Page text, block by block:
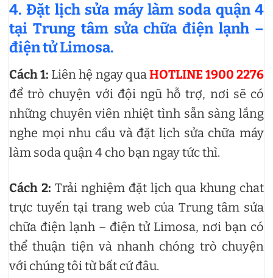
4. Đặt lịch sửa máy làm soda quận 4
tại Trung tâm sửa chữa điện lạnh –
điện tử Limosa.
Cách 1: Liên hệ ngay qua HOTLINE 1900 2276
để trò chuyện với đội ngũ hỗ trợ, nơi sẽ có
những chuyên viên nhiệt tình sẵn sàng lắng
nghe mọi nhu cầu và đặt lịch sửa chữa máy
làm soda quận 4 cho bạn ngay tức thì.
Cách 2: Trải nghiệm đặt lịch qua khung chat
trực tuyến tại trang web của Trung tâm sửa
chữa điện lạnh – điện tử Limosa, nơi bạn có
thể thuận tiện và nhanh chóng trò chuyện
với chúng tôi từ bất cứ đâu.